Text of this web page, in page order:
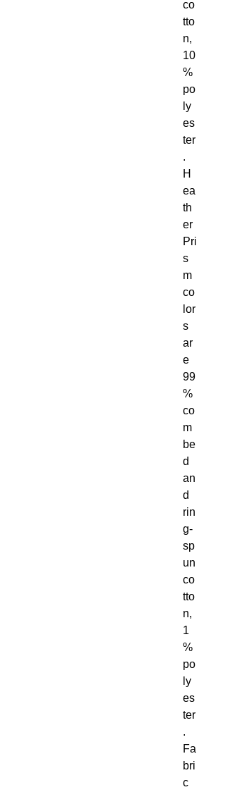
co
tto
n,
10
%
po
ly
es
ter
.
H
ea
th
er
Pri
s
m
co
lor
s
ar
e
99
%
co
m
be
d
an
d
rin
g-
sp
un
co
tto
n,
1
%
po
ly
es
ter
.
Fa
bri
c